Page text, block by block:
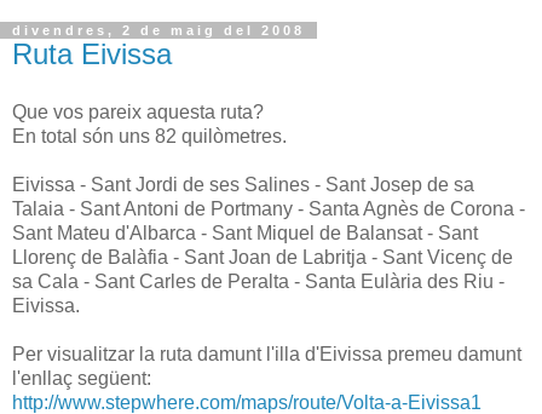
divendres, 2 de maig del 2008
Ruta Eivissa
Que vos pareix aquesta ruta?
En total són uns 82 quilòmetres.
Eivissa - Sant Jordi de ses Salines - Sant Josep de sa
Talaia - Sant Antoni de Portmany - Santa Agnès de Corona -
Sant Mateu d'Albarca - Sant Miquel de Balansat - Sant
Llorenç de Balàfia - Sant Joan de Labritja - Sant Vicenç de
sa Cala - Sant Carles de Peralta - Santa Eulària des Riu -
Eivissa.
Per visualitzar la ruta damunt l'illa d'Eivissa premeu damunt
l'enllaç següent:
http://www.stepwhere.com/maps/route/Volta-a-Eivissa1